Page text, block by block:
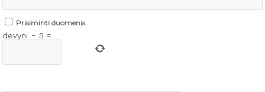
Prisiminti duomenis
devyni − 5 =